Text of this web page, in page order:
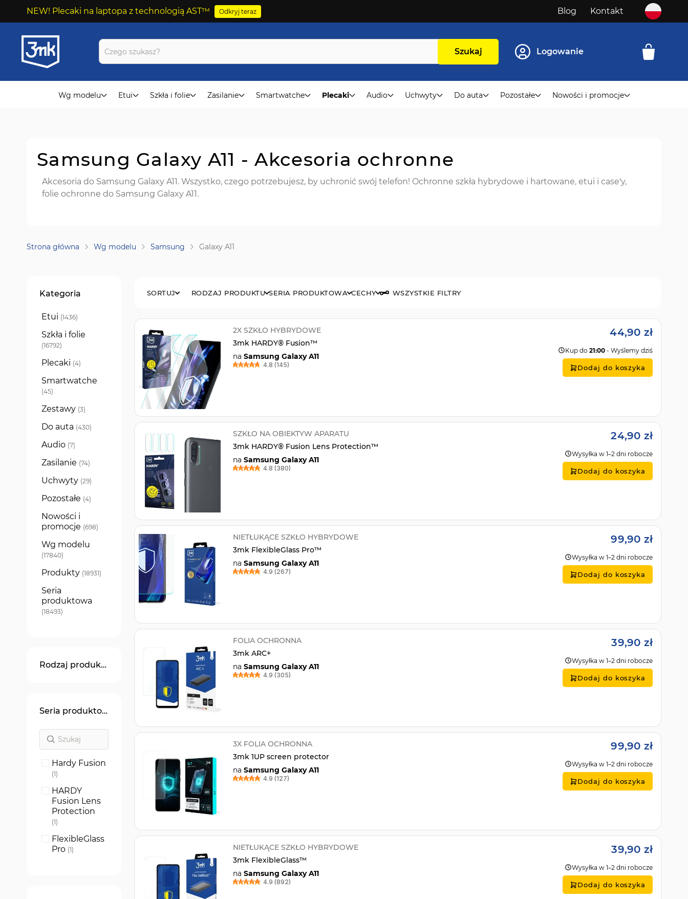
NEW! Plecaki na laptopa z technologią AST™ Odkryj teraz
Przejdź
do
treści
Blog Kontakt
Szukaj Logowanie
Wg modelu Etui Szkła i folie Zasilanie Smartwatche Plecaki Audio Uchwyty Do auta Pozostałe Nowości i promocje
Samsung Galaxy A11 - Akcesoria ochronne
Akcesoria do Samsung Galaxy A11. Wszystko, czego potrzebujesz, by uchronić swój telefon! Ochronne szkła hybrydowe i hartowane, etui i case'y,
folie ochronne do Samsung Galaxy A11.
Strona główna Wg modelu Samsung Galaxy A11
RODZAJ PRODUKTU SERIA PRODUKTOWA CECHY WSZYSTKIE FILTRY
SORTUJ
2X SZKŁO HYBRYDOWE
3mk HARDY® Fusion™
na Samsung Galaxy A11
4.8 (145)
44,90 zł
Kup do 21:00 - Wyślemy dziś
Dodaj do koszyka
SZKŁO NA OBIEKTYW APARATU
3mk HARDY® Fusion Lens Protection™
na Samsung Galaxy A11
4.8 (380)
24,90 zł
Wysyłka w 1–2 dni robocze
Dodaj do koszyka
NIETŁUKĄCE SZKŁO HYBRYDOWE
3mk FlexibleGlass Pro™
na Samsung Galaxy A11
4.9 (267)
99,90 zł
Wysyłka w 1–2 dni robocze
Dodaj do koszyka
FOLIA OCHRONNA
3mk ARC+
na Samsung Galaxy A11
4.9 (305)
39,90 zł
Wysyłka w 1–2 dni robocze
Dodaj do koszyka
3X FOLIA OCHRONNA
3mk 1UP screen protector
na Samsung Galaxy A11
4.9 (127)
99,90 zł
Wysyłka w 1–2 dni robocze
Dodaj do koszyka
NIETŁUKĄCE SZKŁO HYBRYDOWE
3mk FlexibleGlass™
na Samsung Galaxy A11
4.9 (892)
39,90 zł
Wysyłka w 1–2 dni robocze
Dodaj do koszyka
Kategoria
Etui 1436
produkty
Szkła i folie
16792
produkty
Plecaki 4
produkty
Smartwatche
45
produkty
Zestawy 3
produkty
Do auta 430
produkty
Audio 7
produkty
Zasilanie 74
produkty
Uchwyty 29
produkty
Pozostałe 4
produkty
Nowości i
promocje 698
produkty
Wg modelu
17840
produkty
Produkty 18931
produkty
Seria
produktowa
18493
produkty
Rodzaj produktu
Seria produktowa
Hardy Fusion
1
produkt
HARDY
Fusion Lens
Protection
1
produkt
FlexibleGlass
Pro 1
produkt